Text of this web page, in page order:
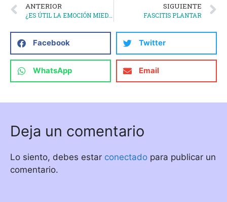
ANTERIOR SIGUIENTE
FASCITIS PLANTAR
Facebook Twitter
WhatsApp Email
Deja un comentario
Lo siento, debes estar conectado para publicar un
comentario.